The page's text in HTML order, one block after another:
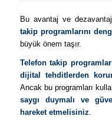
Bu avantaj ve
takip programlarını
büyük önem taşır.
Telefon takip
dijital tehditlerden
Ancak bu programları
saygı duymalı ve
hareket etmelisiniz